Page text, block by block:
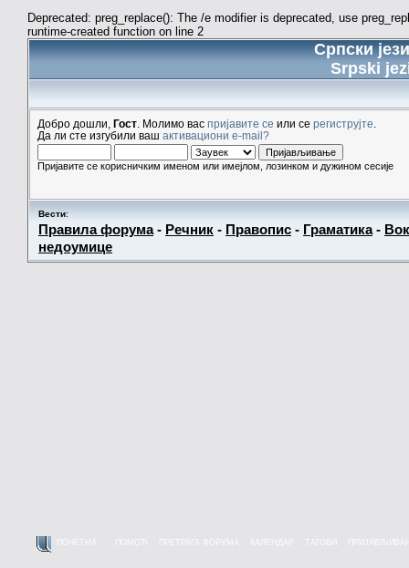
Deprecated: preg_replace(): The /e modifier is deprecated, use
runtime-created function on line 2
Српски
Srpski
Добро дошли, Гост . Молимо вас пријавите се или се региструјте
Да ли сте изгубили ваш активациони e-mail?
Пријавите се корисничким именом или имејлом, лозинком и дужином сесије
Вести:
Правила форума- Речник - Правопис - Граматика-
недоумице
КАЛЕНДАР